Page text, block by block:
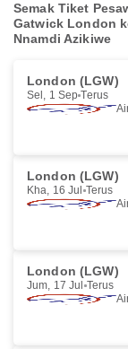
Semak Tiket
Gatwick London
Nnamdi Azikiwe
London (LGW)
Sel, 1 Sep Terus
London (LGW)
Kha, 16 Jul Terus
London (LGW)
Jum, 17 Jul Terus